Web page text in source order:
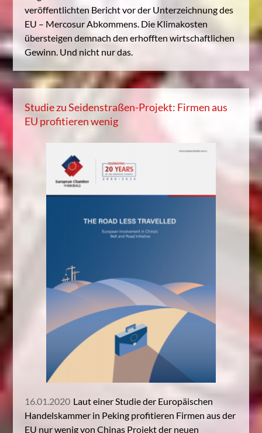
veröffentlichten Bericht vor der Unterzeichnung des
EU – Mercosur Abkommens. Die Klimakosten
übersteigen demnach den erhofften wirtschaftlichen
Gewinn. Und nicht nur das.
Studie zu Seidenstraßen-Projekt: Firmen aus
EU profitieren wenig
16.01.2020 Laut einer Studie der Europäischen
Handelskammer in Peking profitieren Firmen aus der
EU nur wenig von Chinas Projekt der neuen